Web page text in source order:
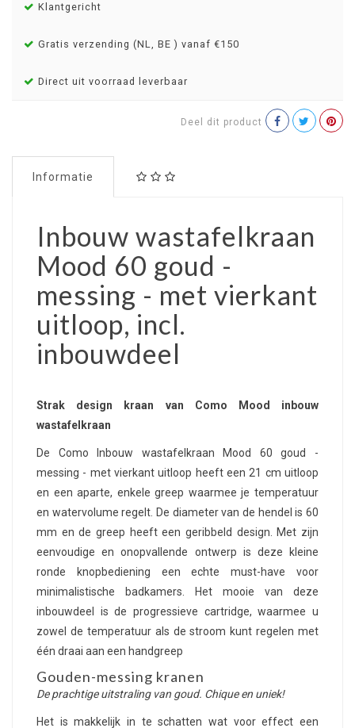
Klantgericht
Gratis verzending (NL, BE ) vanaf €150
Direct uit voorraad leverbaar
Deel dit product
Informatie
Inbouw wastafelkraan
Mood 60 goud -
messing - met vierkant
uitloop, incl.
inbouwdeel
Strak design kraan van Como Mood inbouw
wastafelkraan
De Como Inbouw wastafelkraan Mood 60 goud -
messing - met vierkant uitloop heeft een 21 cm uitloop
en een aparte, enkele greep waarmee je temperatuur
en watervolume regelt. De diameter van de hendel is 60
mm en de greep heeft een geribbeld design. Met zijn
eenvoudige en onopvallende ontwerp is deze kleine
ronde knopbediening een echte must-have voor
minimalistische badkamers. Het mooie van deze
inbouwdeel is de progressieve cartridge, waarmee u
zowel de temperatuur als de stroom kunt regelen met
één draai aan een handgreep
Gouden-messing kranen
De prachtige uitstraling van goud. Chique en uniek!
Het is makkelijk in te schatten wat voor effect een